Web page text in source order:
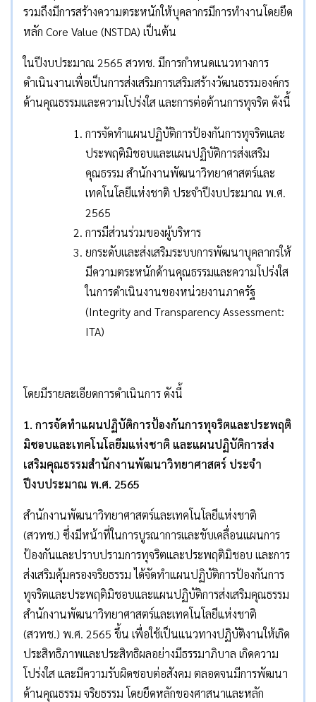
รวมถึงมีการสร้างความตระหนักให้บุคลากรมีการทำงานโดยยึด
หลัก Core Value (NSTDA) เป็นต้น
ในปีงบประมาณ 2565 สวทช. มีการกำหนดแนวทางการ
ดำเนินงานเพื่อเป็นการส่งเสริมการเสริมสร้างวัฒนธรรมองค์กร
ด้านคุณธรรมและความโปร่งใส และการต่อต้านการทุจริต ดังนี้
การจัดทำแผนปฏิบัติการป้องกันการทุจริตและ
ประพฤติมิชอบและแผนปฏิบัติการส่งเสริม
คุณธรรม สำนักงานพัฒนาวิทยาศาสตร์และ
เทคโนโลยีแห่งชาติ ประจำปีงบประมาณ พ.ศ.
2565
การมีส่วนร่วมของผู้บริหาร
ยกระดับและส่งเสริมระบบการพัฒนาบุคลากรให้
มีความตระหนักด้านคุณธรรมและความโปร่งใส
ในการดำเนินงานของหน่วยงานภาครัฐ
(Integrity and Transparency Assessment:
ITA)
โดยมีรายละเอียดการดำเนินการ ดังนี้
1. การจัดทำแผนปฏิบัติการป้องกันการทุจริตและประพฤติ
มิชอบและเทคโนโลยีมแห่งชาติ และแผนปฏิบัติการส่ง
เสริมคุณธรรมสำนักงานพัฒนาวิทยาศาสตร์ ประจำ
ปีงบประมาณ พ.ศ. 2565
สำนักงานพัฒนาวิทยาศาสตร์และเทคโนโลยีแห่งชาติ
(สวทช.) ซึ่งมีหน้าที่ในการบูรณาการและขับเคลื่อนแผนการ
ป้องกันและปราบปรามการทุจริตและประพฤติมิชอบ และการ
ส่งเสริมคุ้มครองจริยธรรม ได้จัดทำแผนปฏิบัติการป้องกันการ
ทุจริตและประพฤติมิชอบและแผนปฏิบัติการส่งเสริมคุณธรรม
สำนักงานพัฒนาวิทยาศาสตร์และเทคโนโลยีแห่งชาติ
(สวทช.) พ.ศ. 2565 ขึ้น เพื่อใช้เป็นแนวทางปฏิบัติงานให้เกิด
ประสิทธิภาพและประสิทธิผลอย่างมีธรรมาภิบาล เกิดความ
โปร่งใส และมีความรับผิดชอบต่อสังคม ตลอดจนมีการพัฒนา
ด้านคุณธรรม จริยธรรม โดยยึดหลักของศาสนาและหลัก